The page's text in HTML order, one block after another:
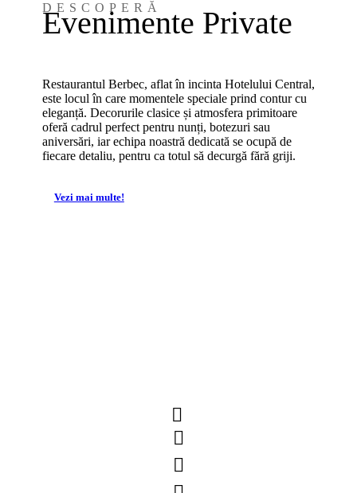
DESCOPERĂ
Evenimente Private
Restaurantul Berbec, aflat în incinta Hotelului Central,
este locul în care momentele speciale prind contur cu
eleganță. Decorurile clasice și atmosfera primitoare
oferă cadrul perfect pentru nunți, botezuri sau
aniversări, iar echipa noastră dedicată se ocupă de
fiecare detaliu, pentru ca totul să decurgă fără griji.
Vezi mai multe!